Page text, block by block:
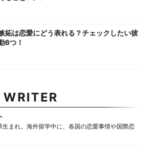
妬は恋愛にどう表れる？チェックしたい彼
6つ！
WRITER
生まれ。海外留学中に、各国の恋愛事情や国際恋